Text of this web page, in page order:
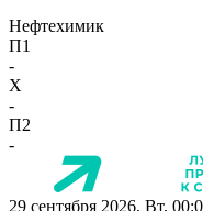
Нефтехимик
П1
-
X
-
П2
-
29 сентября 2026, Вт,